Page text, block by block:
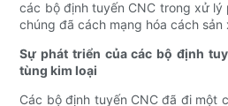
các bộ định tuyến CNC trong xử lý
chúng đã cách mạng hóa cách
Sự phát triển của các bộ định
tùng kim loại
Các bộ định tuyến CNC đã đi một